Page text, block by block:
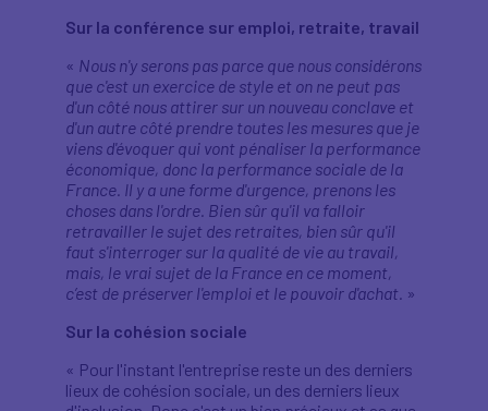
Sur la conférence sur emploi, retraite, travail
« Nous n'y serons pas parce que nous considérons
que c'est un exercice de style et on ne peut pas
d'un côté nous attirer sur un nouveau conclave et
d'un autre côté prendre toutes les mesures que je
viens d'évoquer qui vont pénaliser la performance
économique, donc la performance sociale de la
France. Il y a une forme d'urgence, prenons les
choses dans l'ordre. Bien sûr qu'il va falloir
retravailler le sujet des retraites, bien sûr qu'il
faut s'interroger sur la qualité de vie au travail,
mais, le vrai sujet de la France en ce moment,
c’est de préserver l'emploi et le pouvoir d'achat. »
Sur la cohésion sociale
« Pour l'instant l'entreprise reste un des derniers
lieux de cohésion sociale, un des derniers lieux